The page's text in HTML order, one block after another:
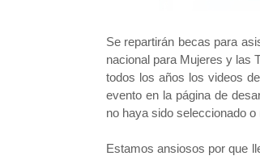
Se repartirán becas para
nacional para Mujeres y las
todos los años los videos
evento en la página de
no haya sido seleccionado
Estamos ansiosos por que